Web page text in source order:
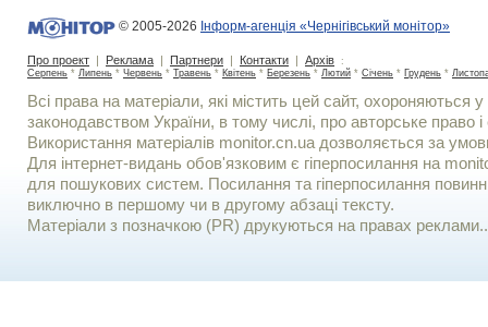
© 2005-2026 Інформ-агенція «Чернігівський монітор»
Про проект | Реклама | Партнери | Контакти | Архів :
Серпень * Липень * Червень * Травень * Квітень * Березень * Лютий * Січень * Грудень *
Всі права на матеріали, які містить цей сайт, охороняються у
законодавством України, в тому числі, про авторське право і
Використання матерiалiв monitor.cn.ua дозволяється за
Для iнтернет-видань обов'язковим є гiперпосилання на
для пошукових систем. Посилання та гіперпосилання
виключно в першому чи в другому абзаці тексту.
Матеріали з позначкою (PR) друкуються на правах реклами..